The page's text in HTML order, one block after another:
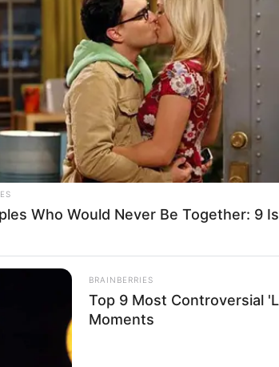
fois
reste
doit
et
Who Would Never Be Together: 9
BRAINBERRIES
Top 9 Most Controversial
Moments